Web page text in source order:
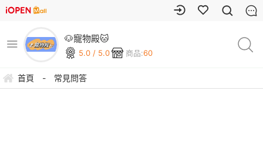
🐶寵物殿🐱
5.0 / 5.0 商品:60
首頁 - 常見問答